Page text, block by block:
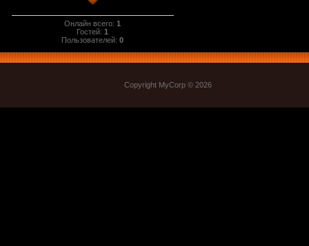
Онлайн всего:1
Гостей:1
Пользователей:0
Copyright MyCorp © 2026